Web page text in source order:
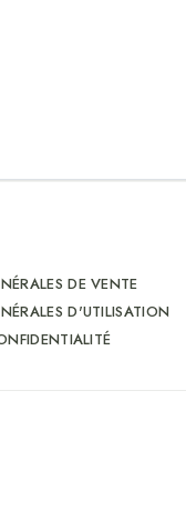
DE VENTE
D'UTILISATION